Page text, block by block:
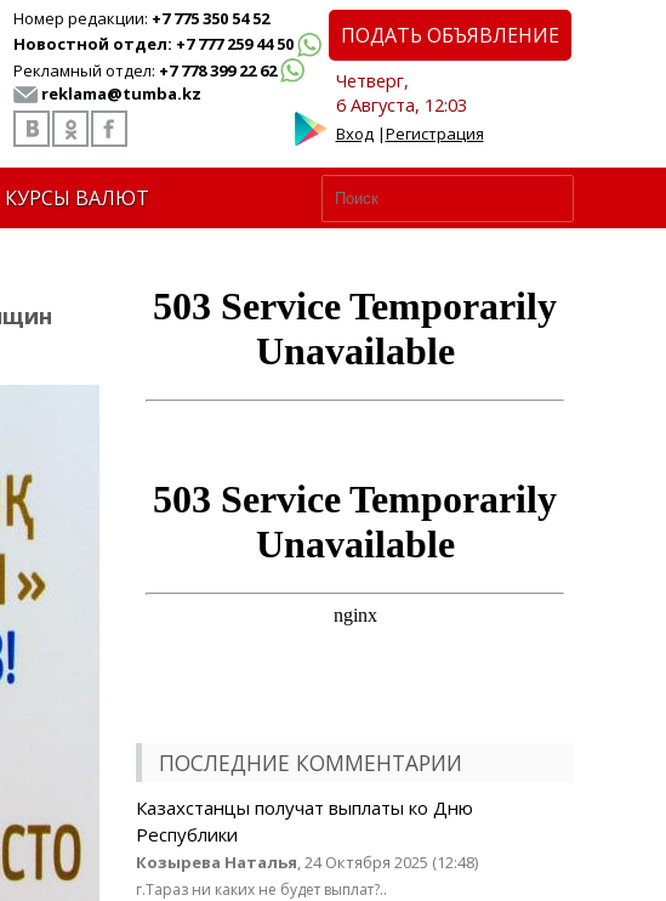
Номер редакции: +7 775 350 54 52
Новостной отдел: +7 777 259 44 50
Рекламный отдел: +7 778 399 22 62
reklama@tumba.kz
ПОДАТЬ ОБЪЯВЛЕНИЕ
Четверг,
6 Августа, 12:03
Вход|Регистрация
КУРСЫ ВАЛЮТ
ПОСЛЕДНИЕ КОММЕНТАРИИ
Казахстанцы получат выплаты ко Дню
Республики
Козырева Наталья, 24 Октября 2025 (12:48)
г.Тараз ни каких не будет выплат?..